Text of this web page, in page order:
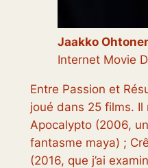
Jaakko
Internet Movie
Entre Passion et
joué dans 25 films. Il
Apocalypto(2006,
fantasme maya) ;
(2016, que j’ai